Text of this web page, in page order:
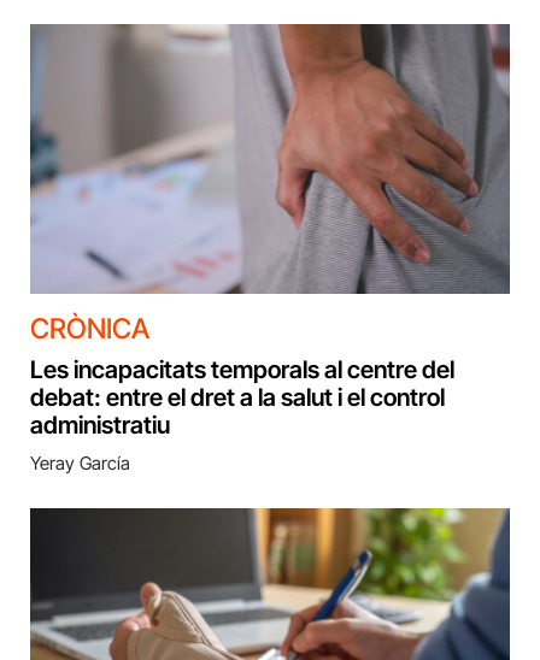
CRÒNICA
Les incapacitats temporals al centre del
debat: entre el dret a la salut i el control
administratiu
Yeray García